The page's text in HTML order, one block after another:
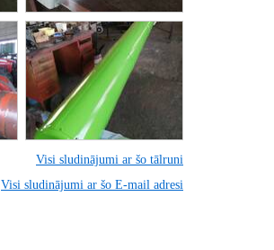
Visi sludinājumi ar šo tālruni
Visi sludinājumi ar šo E-mail adresi